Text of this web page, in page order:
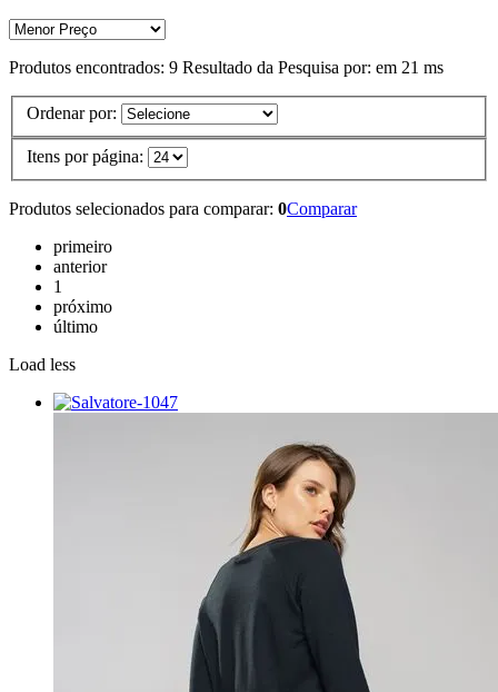
Produtos encontrados: 9 Resultado da Pesquisa por: em 21 ms
Ordenar por:
Itens por página:
Produtos selecionados para comparar: 0Comparar
primeiro
anterior
1
próximo
último
Load less